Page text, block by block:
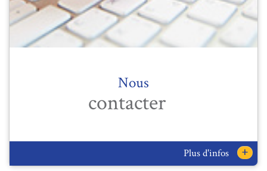
Nous
contacter
Plus d'infos +